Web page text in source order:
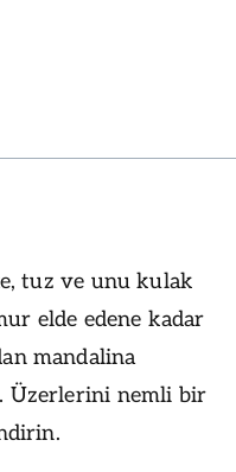
tuz ve unu kulak
elde edene kadar
mandalina
Üzerlerini nemli bir